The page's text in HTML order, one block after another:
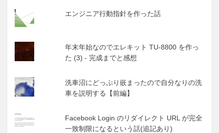
エンジニア行動指針を作った話
年末年始なのでエレキット TU-8800 を作っ
た (3) - 完成までと感想
洗車沼にどっぷり嵌まったので自分なりの洗
車を説明する【前編】
Facebook Login のリダイレクト URL が完全
一致制限になるという話(追記あり)